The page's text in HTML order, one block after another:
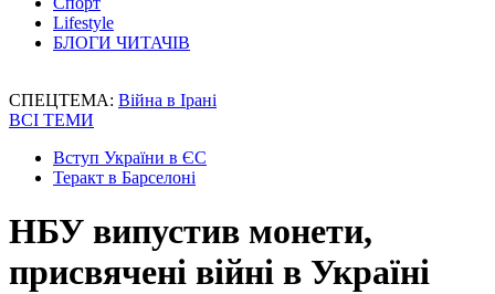
Lifestyle
БЛОГИ ЧИТАЧІВ
СПЕЦТЕМА: Війна в Ірані
ВСІ ТЕМИ
Вступ України в ЄС
Теракт в Барселоні
НБУ випустив монети,
присвячені війні в Україні